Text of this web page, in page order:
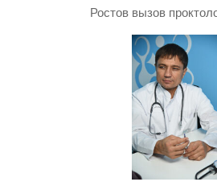
Ростов вызов